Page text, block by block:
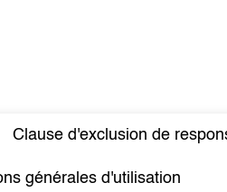
Clause d'exclusion de
générales d'utilisation